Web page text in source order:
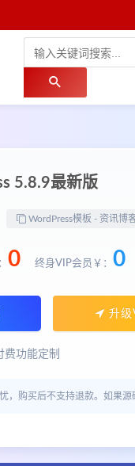
5.8.9最新版
WordPress模板 - 资讯博
0 终身VIP会员￥： 0
升级
费功能定制
购买后不支持退款。如果源